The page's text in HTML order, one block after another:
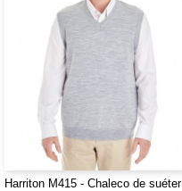
Harriton M415 - Chaleco de suéter